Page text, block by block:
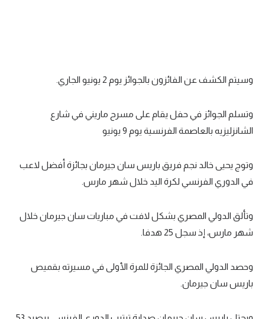
تحليل في الجول
حكايات في الجول
كويز في الجول
وسيتم الكشف عن الفائزون بالجوائز يوم 2 يونيو الجاري.
وتسلم الجوائز في حفل يقام على مسرح ماريني في شارع
الشانزليزيه بالعاصمة الفرنسية يوم 9 يونيو
وتوج يحيى خالد نجم فريق باريس سان جيرمان بجائزة أفضل لاعب
في الدوري الفرنسي لكرة اليد خلال شهر مارس.
وتألق الدولي المصري بشكل لافت في مباريات سان جيرمان خلال
شهر مارس، إذ سجل 25 هدفا.
وحصد الدولي المصري الجائزة للمرة الأولى في مسيرته بقميص
باريس سان جيرمان.